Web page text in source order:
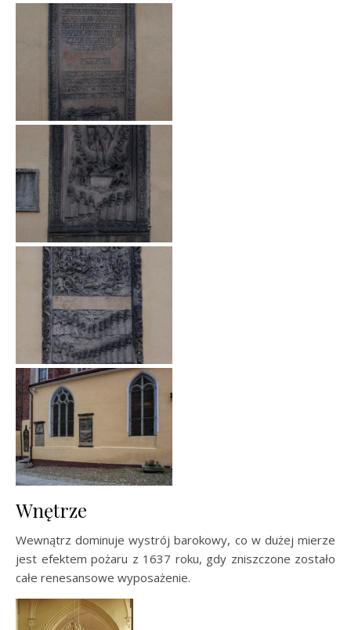
Wnętrze
Wewnątrz dominuje wystrój barokowy, co w dużej mierze
jest efektem pożaru z 1637 roku, gdy zniszczone zostało
całe renesansowe wyposażenie.